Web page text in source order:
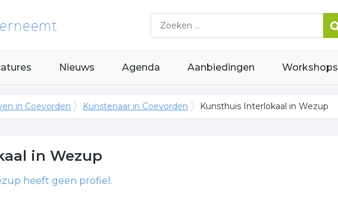
Nieuws Agenda Aanbiedingen Workshops
in Coevorden Kunstenaar in Coevorden Kunsthuis Interlokaal in Wezup
in Wezup
heeft geen profiel.